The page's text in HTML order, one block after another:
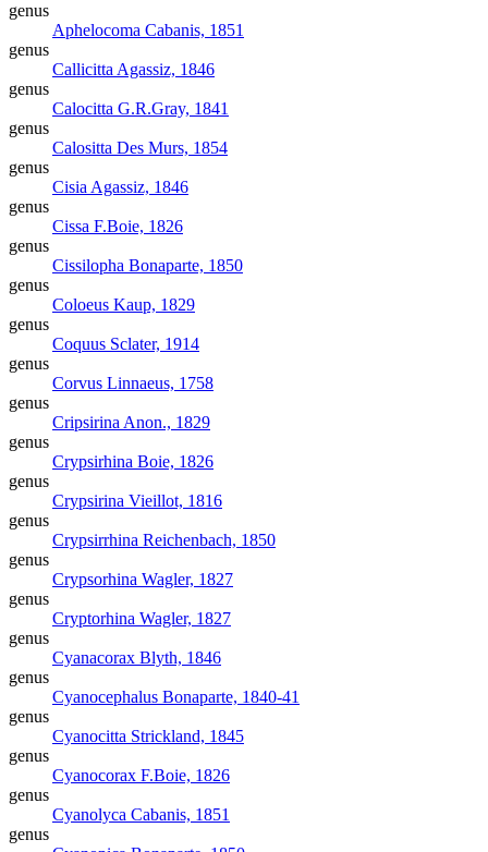
genus
Aphelocoma Cabanis, 1851
genus
Callicitta Agassiz, 1846
genus
Calocitta G.R.Gray, 1841
genus
Calositta Des Murs, 1854
genus
Cisia Agassiz, 1846
genus
Cissa F.Boie, 1826
genus
Cissilopha Bonaparte, 1850
genus
Coloeus Kaup, 1829
genus
Coquus Sclater, 1914
genus
Corvus Linnaeus, 1758
genus
Cripsirina Anon., 1829
genus
Crypsirhina Boie, 1826
genus
Crypsirina Vieillot, 1816
genus
Crypsirrhina Reichenbach, 1850
genus
Crypsorhina Wagler, 1827
genus
Cryptorhina Wagler, 1827
genus
Cyanacorax Blyth, 1846
genus
Cyanocephalus Bonaparte, 1840-41
genus
Cyanocitta Strickland, 1845
genus
Cyanocorax F.Boie, 1826
genus
Cyanolyca Cabanis, 1851
genus